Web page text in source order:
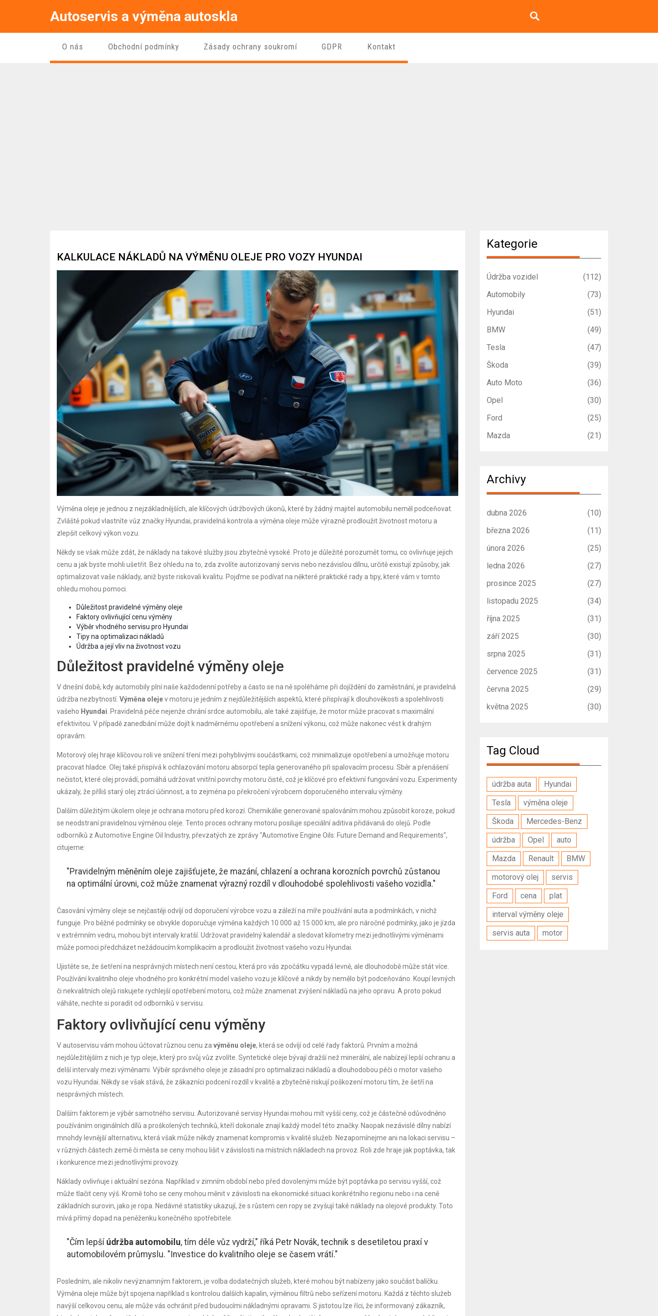
Autoservis a výměna autoskla
O nás Obchodní podmínky Zásady ochrany soukromí GDPR Kontakt
KALKULACE NÁKLADŮ NA VÝMĚNU OLEJE PRO VOZY HYUNDAI
Výměna oleje je jednou z nejzákladnějších, ale klíčových údržbových úkonů, které by žádný majitel automobilu neměl podceňovat.
Zvláště pokud vlastníte vůz značky Hyundai, pravidelná kontrola a výměna oleje může výrazně prodloužit životnost motoru a
zlepšit celkový výkon vozu.
Někdy se však může zdát, že náklady na takové služby jsou zbytečně vysoké. Proto je důležité porozumět tomu, co ovlivňuje jejich
cenu a jak byste mohli ušetřit. Bez ohledu na to, zda zvolíte autorizovaný servis nebo nezávislou dílnu, určitě existují způsoby, jak
optimalizovat vaše náklady, aniž byste riskovali kvalitu. Pojďme se podívat na některé praktické rady a tipy, které vám v tomto
ohledu mohou pomoci.
Důležitost pravidelné výměny oleje
Faktory ovlivňující cenu výměny
Výběr vhodného servisu pro Hyundai
Tipy na optimalizaci nákladů
Údržba a její vliv na životnost vozu
Důležitost pravidelné výměny oleje
V dnešní době, kdy automobily plní naše každodenní potřeby a často se na ně spoléháme při dojíždění do zaměstnání, je pravidelná
údržba nezbytností. Výměna olejev motoru je jedním z nejdůležitějších aspektů, které přispívají k dlouhověkosti a spolehlivosti
vašeho Hyundai . Pravidelná péče nejenže chrání srdce automobilu, ale také zajišťuje, že motor může pracovat s maximální
efektivitou. V případě zanedbání může dojít k nadměrnému opotřebení a snížení výkonu, což může nakonec vést k drahým
opravám.
Motorový olej hraje klíčovou roli ve snížení tření mezi pohyblivými součástkami, což minimalizuje opotřebení a umožňuje motoru
pracovat hladce. Olej také přispívá k ochlazování motoru absorpcí tepla generovaného při spalovacím procesu. Sběr a přenášení
nečistot, které olej provádí, pomáhá udržovat vnitřní povrchy motoru čisté, což je klíčové pro efektivní fungování vozu. Experimenty
ukázaly, že příliš starý olej ztrácí účinnost, a to zejména po překročení výrobcem doporučeného intervalu výměny.
Dalším důležitým úkolem oleje je ochrana motoru před korozí. Chemikálie generované spalováním mohou způsobit koroze, pokud
se neodstraní pravidelnou výměnou oleje. Tento proces ochrany motoru posiluje speciální aditiva přidávaná do olejů. Podle
odborníků z Automotive Engine Oil Industry, převzatých ze zprávy "Automotive Engine Oils: Future Demand and Requirements",
citujeme:
"Pravidelným měněním oleje zajišťujete, že mazání, chlazení a ochrana korozních povrchů zůstanou
na optimální úrovni, což může znamenat výrazný rozdíl v dlouhodobé spolehlivosti vašeho vozidla."
Časování výměny oleje se nejčastěji odvíjí od doporučení výrobce vozu a záleží na míře používání auta a podmínkách, v nichž
funguje. Pro běžné podmínky se obvykle doporučuje výměna každých 10 000 až 15 000 km, ale pro náročné podmínky, jako je jízda
v extrémním vedru, mohou být intervaly kratší. Udržovat pravidelný kalendář a sledovat kilometry mezi jednotlivými výměnami
může pomoci předcházet nežádoucím komplikacím a prodloužit životnost vašeho vozu Hyundai.
Ujistěte se, že šetření na nesprávných místech není cestou, která pro vás zpočátku vypadá levně, ale dlouhodobě může stát více.
Používání kvalitního oleje vhodného pro konkrétní model vašeho vozu je klíčové a nikdy by nemělo být podceňováno. Koupí levných
či nekvalitních olejů riskujete rychlejší opotřebení motoru, což může znamenat zvýšení nákladů na jeho opravu. A proto pokud
váháte, nechte si poradit od odborníků v servisu.
Faktory ovlivňující cenu výměny
V autoservisu vám mohou účtovat různou cenu za výměnu oleje, která se odvíjí od celé řady faktorů. Prvním a možná
nejdůležitějším z nich je typ oleje, který pro svůj vůz zvolíte. Syntetické oleje bývají dražší než minerální, ale nabízejí lepší ochranu a
delší intervaly mezi výměnami. Výběr správného oleje je zásadní pro optimalizaci nákladů a dlouhodobou péči o motor vašeho
vozu Hyundai. Někdy se však stává, že zákazníci podcení rozdíl v kvalitě a zbytečně riskují poškození motoru tím, že šetří na
nesprávných místech.
Dalším faktorem je výběr samotného servisu. Autorizované servisy Hyundai mohou mít vyšší ceny, což je částečně odůvodněno
používáním originálních dílů a proškolených techniků, kteří dokonale znají každý model této značky. Naopak nezávislé dílny nabízí
mnohdy levnější alternativu, která však může někdy znamenat kompromis v kvalitě služeb. Nezapomínejme ani na lokaci servisu –
v různých částech země či města se ceny mohou lišit v závislosti na místních nákladech na provoz. Roli zde hraje jak poptávka, tak
i konkurence mezi jednotlivými provozy.
Náklady ovlivňuje i aktuální sezóna. Například v zimním období nebo před dovolenými může být poptávka po servisu vyšší, což
může tlačit ceny výš. Kromě toho se ceny mohou měnit v závislosti na ekonomické situaci konkrétního regionu nebo i na ceně
základních surovin, jako je ropa. Nedávné statistiky ukazují, že s růstem cen ropy se zvyšují také náklady na olejové produkty. Toto
mívá přímý dopad na peněženku konečného spotřebitele.
"Čím lepší údržba automobilu, tím déle vůz vydrží," říká Petr Novák, technik s desetiletou praxí v
automobilovém průmyslu. "Investice do kvalitního oleje se časem vrátí."
Posledním, ale nikoliv nevýznamným faktorem, je volba dodatečných služeb, které mohou být nabízeny jako součást balíčku.
Výměna oleje může být spojena například s kontrolou dalších kapalin, výměnou filtrů nebo seřízení motoru. Každá z těchto služeb
navýší celkovou cenu, ale může vás ochránit před budoucími nákladnými opravami. S jistotou lze říci, že informovaný zákazník,
Kategorie
Údržba vozidel
(112)
Automobily
(73)
Hyundai
(51)
BMW
(49)
Tesla
(47)
Škoda
(39)
Auto Moto
(36)
Opel
(30)
Ford
(25)
Mazda
(21)
Archivy
dubna 2026
(10)
března 2026
(11)
února 2026
(25)
ledna 2026
(27)
prosince 2025
(27)
listopadu 2025
(34)
října 2025
(31)
září 2025
(30)
srpna 2025
(31)
července 2025
(31)
června 2025
(29)
května 2025
(30)
Tag Cloud
údržba auta
Hyundai
Tesla
výměna oleje
Škoda
Mercedes-Benz
údržba
Opel
auto
Mazda
Renault
BMW
motorový olej
servis
Ford
cena
plat
interval výměny oleje
servis auta
motor